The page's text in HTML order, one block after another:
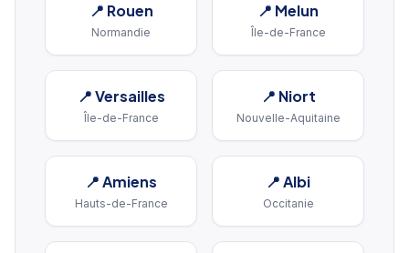
📍 Rouen
Normandie
📍 Melun
Île-de-France
📍Versailles
Île-de-France
📍 Niort
Nouvelle-Aquitaine
📍Amiens
Hauts-de-France
📍Albi
Occitanie